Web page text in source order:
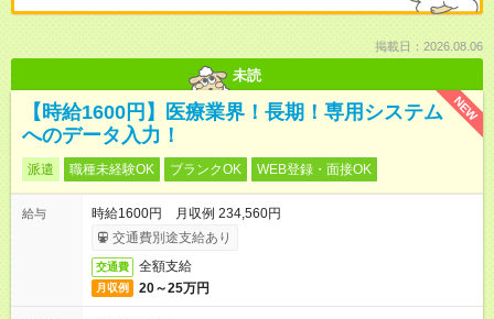
掲載日：2026.08.06
未読
NEW
【時給1600円】医療業界！長期！専用システム
へのデータ入力！
派遣 職種未経験OK ブランクOK WEB登録・面接OK
給与
時給1600円 月収例 234,560円
交通費別途支給あり
交通費 全額支給
月収例 20～25万円